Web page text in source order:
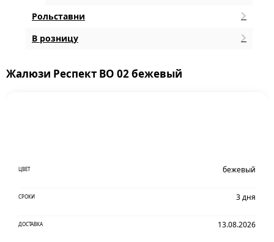
Рольставни
В розницу
Жалюзи Респект ВО 02 бежевый
ЦВЕТ бежевый
СРОКИ 3 дня
ДОСТАВКА 13.08.2026